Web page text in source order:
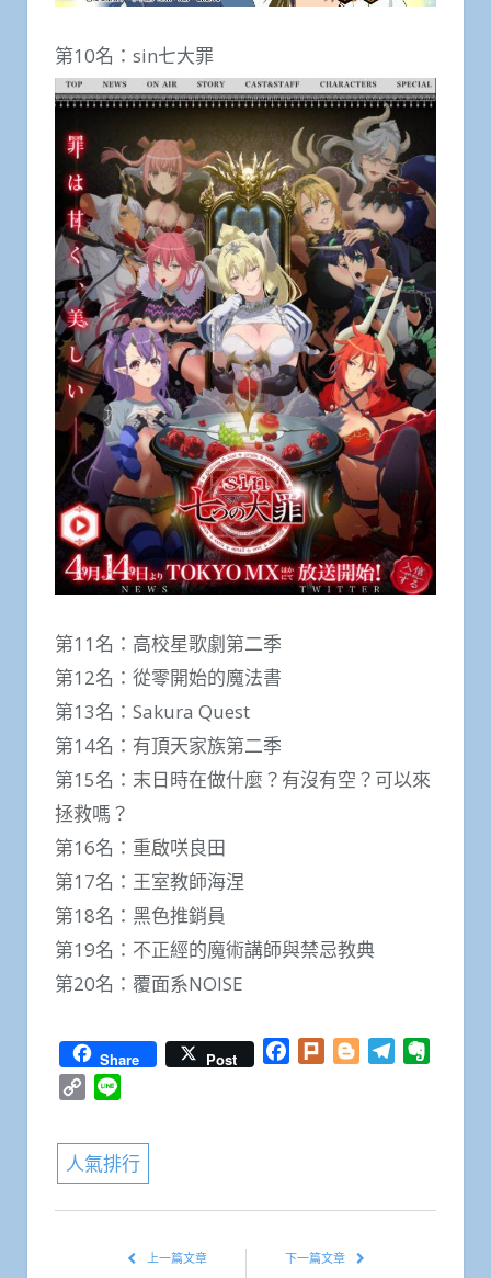
第10名：sin七大罪
第11名：高校星歌劇第二季
第12名：從零開始的魔法書
第13名：Sakura Quest
第14名：有頂天家族第二季
第15名：末日時在做什麼？有沒有空？可以來
拯救嗎？
第16名：重啟咲良田
第17名：王室教師海涅
第18名：黑色推銷員
第19名：不正經的魔術講師與禁忌教典
第20名：覆面系NOISE
Share Post Facebook
Plurk BloggerTelegram
Copy
人氣排行
上一篇文章 下一篇文章